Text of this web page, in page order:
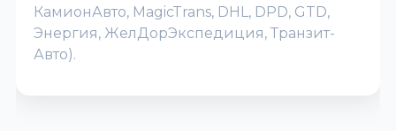
КамионАвто, MagicTrans, DHL, DPD, GTD,
Энергия, ЖелДорЭкспедиция, Транзит-
Авто).